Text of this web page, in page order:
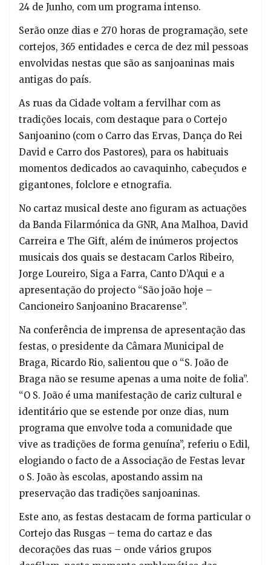
24 de Junho, com um programa intenso.
Serão onze dias e 270 horas de programação, sete
cortejos, 365 entidades e cerca de dez mil pessoas
envolvidas nestas que são as sanjoaninas mais
antigas do país.
As ruas da Cidade voltam a fervilhar com as
tradições locais, com destaque para o Cortejo
Sanjoanino (com o Carro das Ervas, Dança do Rei
David e Carro dos Pastores), para os habituais
momentos dedicados ao cavaquinho, cabeçudos e
gigantones, folclore e etnografia.
No cartaz musical deste ano figuram as actuações
da Banda Filarmónica da GNR, Ana Malhoa, David
Carreira e The Gift, além de inúmeros projectos
musicais dos quais se destacam Carlos Ribeiro,
Jorge Loureiro, Siga a Farra, Canto D’Aqui e a
apresentação do projecto “São joão hoje –
Cancioneiro Sanjoanino Bracarense”.
Na conferência de imprensa de apresentação das
festas, o presidente da Câmara Municipal de
Braga, Ricardo Rio, salientou que o “S. João de
Braga não se resume apenas a uma noite de folia”.
“O S. João é uma manifestação de cariz cultural e
identitário que se estende por onze dias, num
programa que envolve toda a comunidade que
vive as tradições de forma genuína”, referiu o Edil,
elogiando o facto de a Associação de Festas levar
o S. João às escolas, apostando assim na
preservação das tradições sanjoaninas.
Este ano, as festas destacam de forma particular o
Cortejo das Rusgas – tema do cartaz e das
decorações das ruas – onde vários grupos